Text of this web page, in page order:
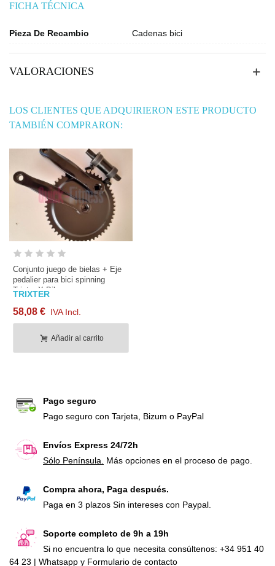
FICHA TÉCNICA
Pieza De Recambio Cadenas bici
VALORACIONES
LOS CLIENTES QUE ADQUIRIERON ESTE PRODUCTO
TAMBIÉN COMPRARON:
Conjunto juego de bielas + Eje
pedalier para bici spinning
Trixter X Bike
TRIXTER
58,08 € IVA Incl.
Añadir al carrito
Pago seguro
Pago seguro con Tarjeta, Bizum o PayPal
Envíos Express 24/72h
Sólo Península.
Más opciones en el proceso de pago.
Compra ahora, Paga después.
Paga en 3 plazos Sin intereses con Paypal.
Soporte completo de 9h a 19h
Si no encuentra lo que necesita consúltenos: +34 951 40
64 23 | Whatsapp y Formulario de contacto